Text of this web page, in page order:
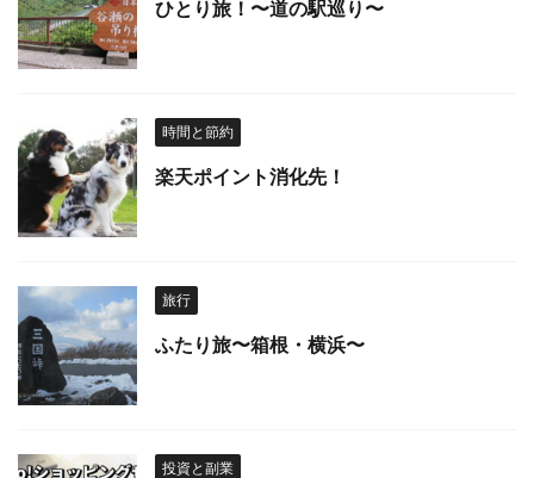
ひとり旅！〜道の駅巡り〜
時間と節約
楽天ポイント消化先！
旅行
ふたり旅〜箱根・横浜〜
投資と副業